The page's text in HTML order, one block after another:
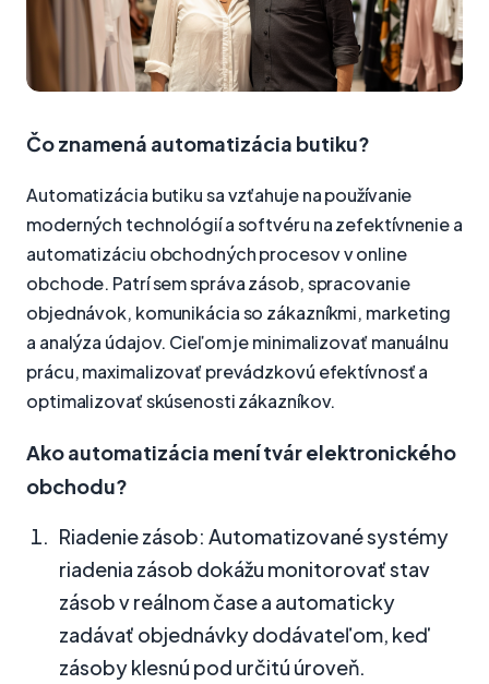
Čo znamená automatizácia butiku?
Automatizácia butiku sa vzťahuje na používanie
moderných technológií a softvéru na zefektívnenie a
automatizáciu obchodných procesov v online
obchode. Patrí sem správa zásob, spracovanie
objednávok, komunikácia so zákazníkmi, marketing
a analýza údajov. Cieľom je minimalizovať manuálnu
prácu, maximalizovať prevádzkovú efektívnosť a
optimalizovať skúsenosti zákazníkov.
Ako automatizácia mení tvár elektronického
obchodu?
Riadenie zásob: Automatizované systémy
riadenia zásob dokážu monitorovať stav
zásob v reálnom čase a automaticky
zadávať objednávky dodávateľom, keď
zásoby klesnú pod určitú úroveň.